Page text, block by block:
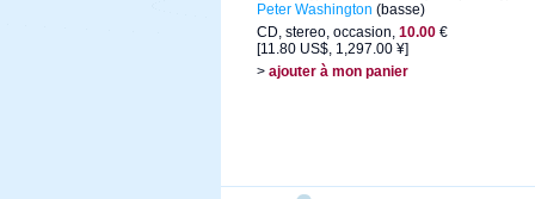
Peter Washington (basse)
CD, stereo, occasion, 10.00 €
[11.80 US$, 1,297.00 ¥]
> ajouter à mon panier